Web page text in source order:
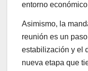
entorno
Asimismo, la
reunión es un
estabilización y el
nueva etapa que